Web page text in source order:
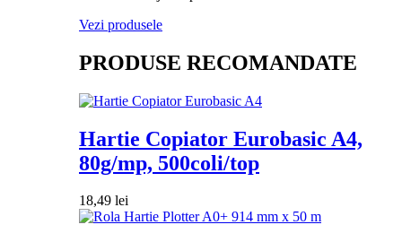
Vezi produsele
PRODUSE RECOMANDATE
Hartie Copiator Eurobasic A4,
80g/mp, 500coli/top
18,49 lei